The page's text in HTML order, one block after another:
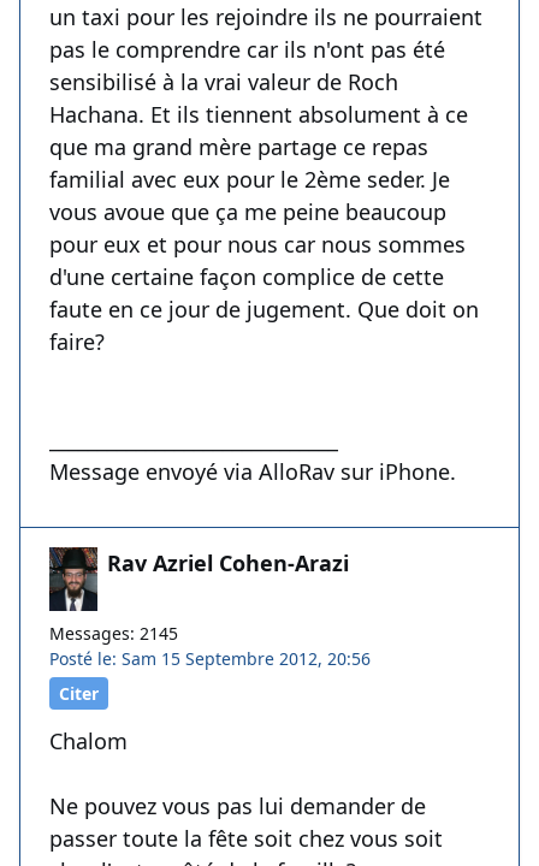
un taxi pour les rejoindre ils ne pourraient
pas le comprendre car ils n'ont pas été
sensibilisé à la vrai valeur de Roch
Hachana. Et ils tiennent absolument à ce
que ma grand mère partage ce repas
familial avec eux pour le 2ème seder. Je
vous avoue que ça me peine beaucoup
pour eux et pour nous car nous sommes
d'une certaine façon complice de cette
faute en ce jour de jugement. Que doit on
faire?
Message envoyé via AlloRav sur iPhone.
Rav Azriel Cohen-Arazi
Messages: 2145
Posté le: Sam 15 Septembre 2012, 20:56
Citer
Chalom
Ne pouvez vous pas lui demander de
passer toute la fête soit chez vous soit